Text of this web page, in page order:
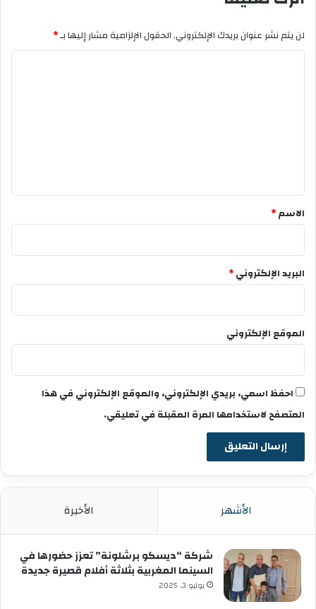
لن يتم نشر عنوان بريدك الإلكتروني.الحقول الإلزامية مشار إليها بـ*
*
الاسم*
البريد الإلكتروني*
الموقع الإلكتروني
احفظ اسمي، بريدي الإلكتروني، والموقع الإلكتروني في هذا
المتصفح لاستخدامها المرة المقبلة في تعليقي.
الأشهر الأخيرة
شركة “ديسكو برشلونة” تعزز حضورها في
السينما المغربية بثلاثة أفلام قصيرة جديدة
يوليو 3, 2025